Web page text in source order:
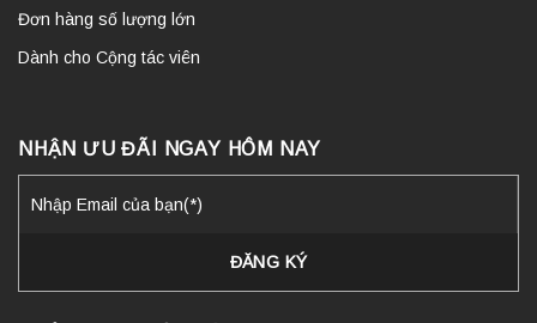
Đơn hàng số lượng lớn
Dành cho Cộng tác viên
NHẬN ƯU ĐÃI NGAY HÔM NAY